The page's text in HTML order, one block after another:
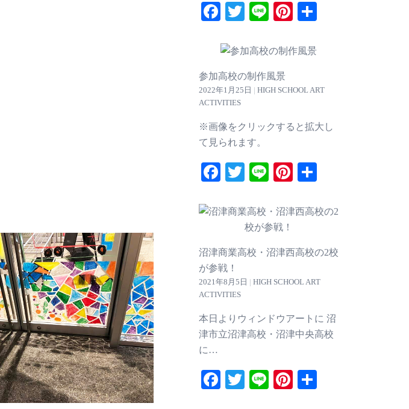
Facebook
TwitterLinePinterest
参加高校の制作風景
2022年1月25日
HIGH SCHOOL ART
ACTIVITIES
※画像をクリックすると拡大し
て見られます。
Facebook
TwitterLinePinterest
沼津商業高校・沼津西高校の2校
が参戦！
2021年8月5日
HIGH SCHOOL ART
ACTIVITIES
本日よりウィンドウアートに 沼
津市立沼津高校・沼津中央高校
に…
Facebook
TwitterLinePinterest